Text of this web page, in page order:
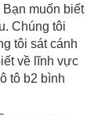
muốn biết
Chúng tôi
tôi sát cánh
về lĩnh vực
tô b2 bình